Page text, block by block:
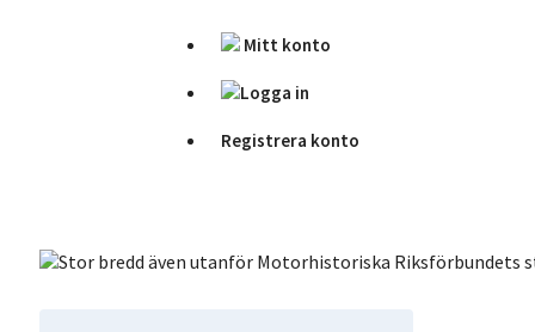
Mitt konto
Logga in
Registrera konto